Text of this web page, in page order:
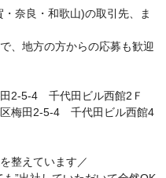
奈良・和歌山)の取引先、ま
、地方の方からの応募も歓迎
田2-5-4 千代田ビル西館2Ｆ
区梅田2-5-4 千代田ビル西館4
整えています／